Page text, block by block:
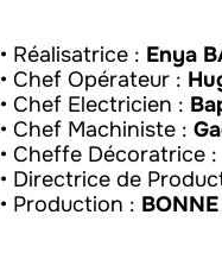
• Réalisatrice : Enya
• Chef Opérateur :
• Chef Electricien :
• Chef Machiniste :
• Cheffe Décoratrice :
• Directrice de
• Production :